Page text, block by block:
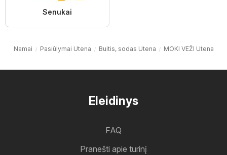
Senukai
Namai Pasiūlymai Utena Buitis, sodas Utena MOKI VEŽI Utena
Eleidinys
FAQ
Pranešti apie turinį